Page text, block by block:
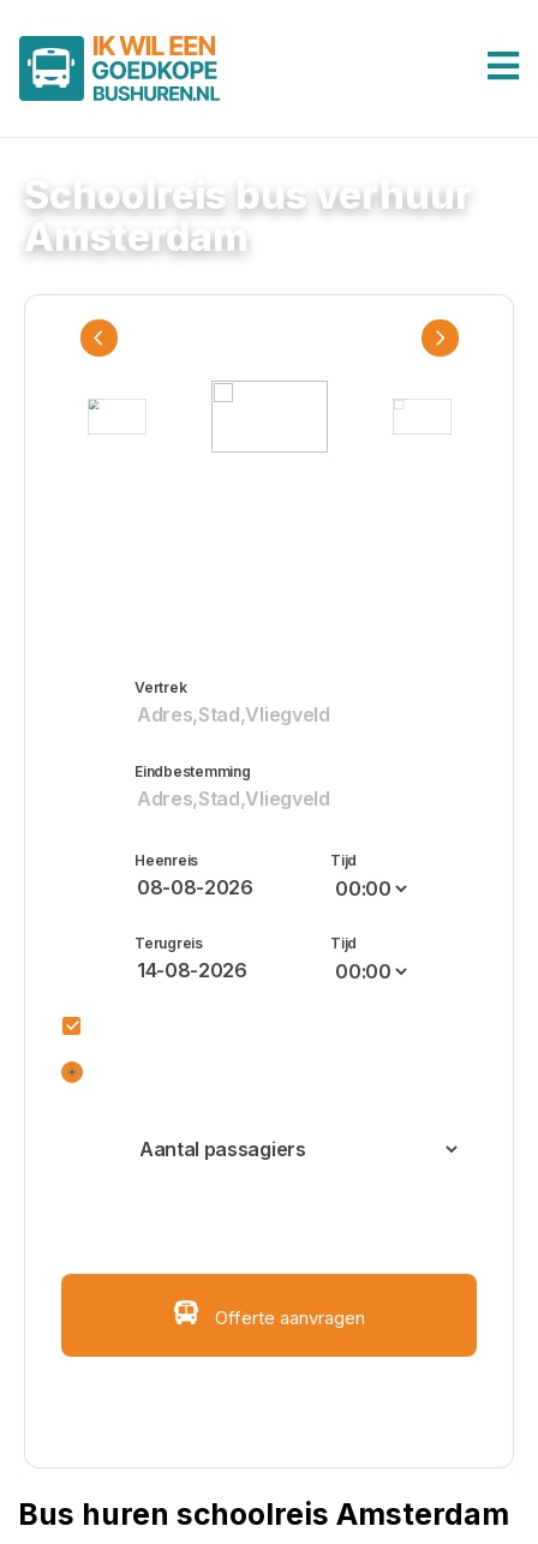
Schoolreis bus verhuur
Amsterdam
Vertrek
Eindbestemming
Heenreis Tijd
Terugreis Tijd
Offerte aanvragen
Bus huren schoolreis Amsterdam